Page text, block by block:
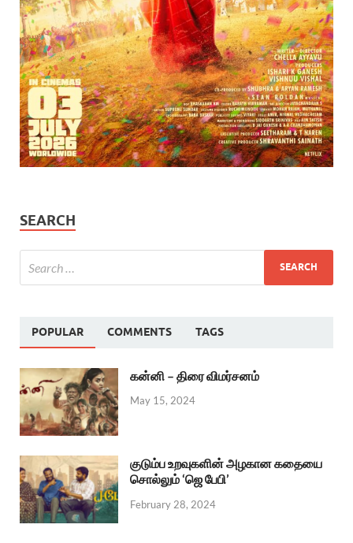
SEARCH
POPULAR COMMENTS TAGS
கன்னி – திரை விமர்சனம்
May 15, 2024
குடும்ப உறவுகளின் அழகான கதையை
சொல்லும் ‘ஜெ பேபி’
February 28, 2024